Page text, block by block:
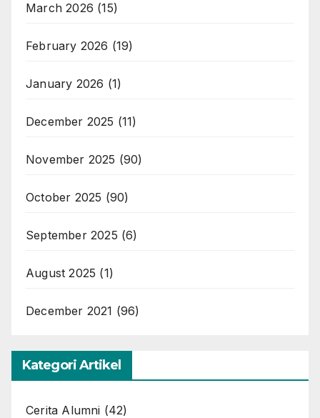
March 2026 (15)
February 2026 (19)
January 2026 (1)
December 2025 (11)
November 2025 (90)
October 2025 (90)
September 2025 (6)
August 2025 (1)
December 2021 (96)
Kategori Artikel
Cerita Alumni (42)